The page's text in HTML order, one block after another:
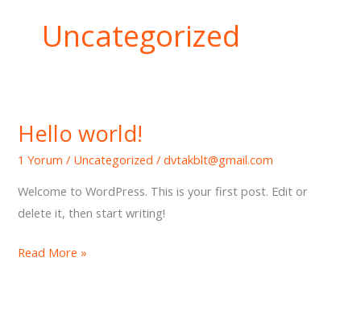
Uncategorized
Hello world!
1 Yorum / Uncategorized /dvtakblt@gmail.com
Welcome to WordPress. This is your first post. Edit or
delete it, then start writing!
Hello
Read More »